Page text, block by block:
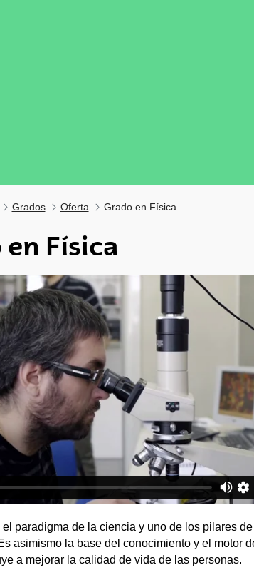
Grados Oferta Grado en Física
en Física
el paradigma de la ciencia y uno de los pilares
asimismo la base del conocimiento y el motor
a mejorar la calidad de vida de las personas.